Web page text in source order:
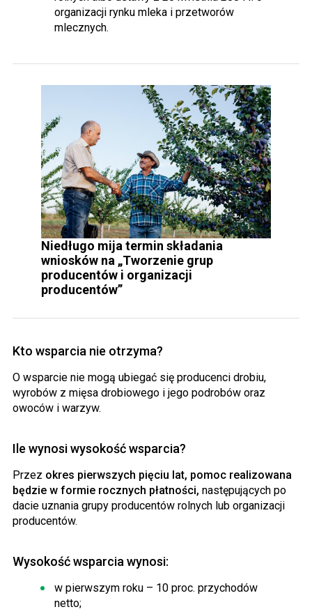
organizacji rynku mleka i przetworów
mlecznych.
Niedługo mija termin składania
wniosków na „Tworzenie grup
producentów i organizacji
producentów”
Kto wsparcia nie otrzyma?
O wsparcie nie mogą ubiegać się producenci drobiu,
wyrobów z mięsa drobiowego i jego podrobów oraz
owoców i warzyw.
Ile wynosi wysokość wsparcia?
Przez okres pierwszych pięciu lat, pomoc realizowana
będzie w formie rocznych płatności, następujących po
dacie uznania grupy producentów rolnych lub organizacji
producentów.
Wysokość wsparcia wynosi:
w pierwszym roku – 10 proc. przychodów
netto;